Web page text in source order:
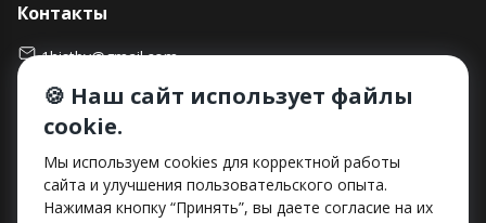
Контакты
1histby@gmail.com
+375 (29) 182-90-00
г. Минск, ул. Макаенка, д. 12Е, пом. 282
Способы оплаты
🍪 Наш сайт использует файлы
cookie.
Мы используем cookies для корректной работы
сайта и улучшения пользовательского опыта.
Нажимая кнопку “Принять”, вы даете согласие на их